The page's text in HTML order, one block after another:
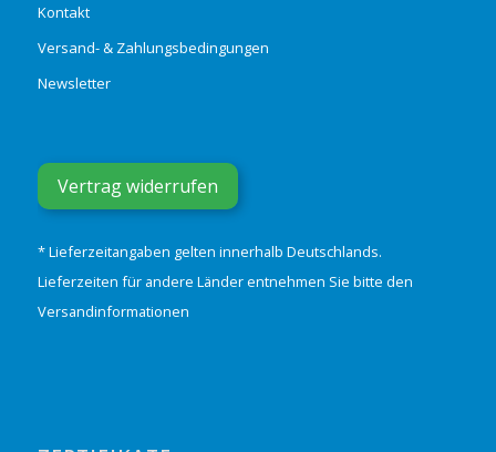
Kontakt
Versand- & Zahlungsbedingungen
Newsletter
Vertrag widerrufen
* Lieferzeitangaben gelten innerhalb Deutschlands.
Lieferzeiten für andere Länder entnehmen Sie bitte den
Versandinformationen